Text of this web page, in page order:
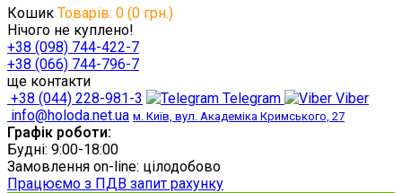
Кошик Товарів: 0 (0 грн.)
Нічого не куплено!
+38 (098) 744-422-7
+38 (066) 744-796-7
ще контакти
+38 (044) 228-981-3
Telegram
Viber
info@holoda.net.ua м. Київ, вул. Академіка Кримського, 27
Графік роботи:
Будні: 9:00-18:00
Замовлення on-line: цілодобово
Працюємо з ПДВ запит рахунку